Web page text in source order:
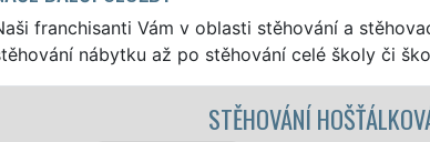
franchisanti Vám v oblasti stěhování a
nábytku až po stěhování celé školy či
HOŠŤÁLKOVÁ - STĚHOVACÍ PRÁCE